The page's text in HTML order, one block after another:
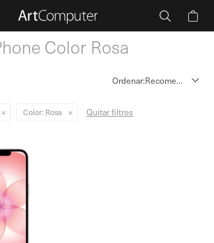
Color Rosa
Recomendados
Color: Rosa Quitar filtros